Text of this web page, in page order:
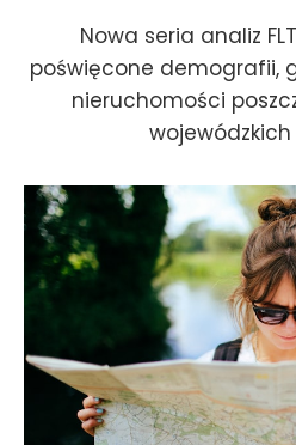
Nowa seria analiz
poświęcone demografii,
nieruchomości
wojewódzkich